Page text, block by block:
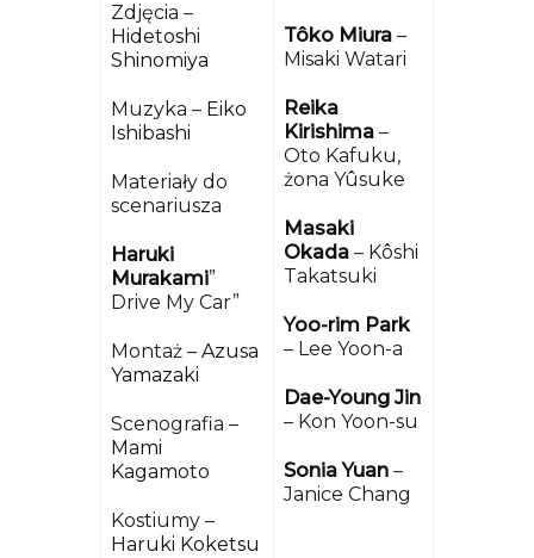
Zdjęcia –
Hidetoshi
Shinomiya
Muzyka – Eiko
Ishibashi
Materiały do
scenariusza
Haruki
Murakami”
Drive My Car”
Montaż – Azusa
Yamazaki
Scenografia –
Mami
Kagamoto
Kostiumy –
Haruki Koketsu
Tôko Miura –
Misaki Watari
Reika
Kirishima –
Oto Kafuku,
żona Yûsuke
Masaki
Okada – Kôshi
Takatsuki
Yoo-rim Park
– Lee Yoon-a
Dae-Young Jin
– Kon Yoon-su
Sonia Yuan –
Janice Chang